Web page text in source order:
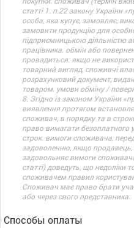
статті 1. п.22 закону України
особа, яка купує, замовляє,
замовити продукцію для
підприємницькою діяльністю
працівника. обмін або
провадиться: якщо не
товарний вигляд, споживчі
розрахунковий документ,
товаром. умови обміну /
8. Згідно із законом України
виявлення протягом
споживач, в порядку та в
право вимагати безоплатного
строк. вимоги споживача,
задоволенню, якщо
задовольняє вимоги
статті) доведуть, що недоліки
споживачем правил
Споживач має право брати
або через свого представника.
Способы оплаты